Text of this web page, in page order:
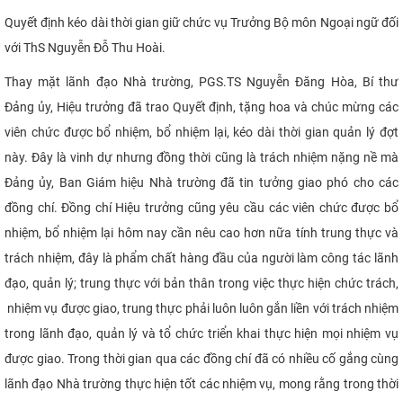
Quyết định kéo dài thời gian giữ chức vụ Trưởng Bộ môn Ngoại ngữ đối
với ThS Nguyễn Đỗ Thu Hoài.
Thay mặt lãnh đạo Nhà trường, PGS.TS Nguyễn Đăng Hòa, Bí thư
Đảng ủy, Hiệu trưởng đã trao Quyết định, tặng hoa và chúc mừng các
viên chức được bổ nhiệm, bổ nhiệm lại, kéo dài thời gian quản lý đợt
này. Đây là vinh dự nhưng đồng thời cũng là trách nhiệm nặng nề mà
Đảng ủy, Ban Giám hiệu Nhà trường đã tin tưởng giao phó cho các
đồng chí. Đồng chí Hiệu trưởng cũng yêu cầu các viên chức được bổ
nhiệm, bổ nhiệm lại hôm nay cần nêu cao hơn nữa tính trung thực và
trách nhiệm, đây là phẩm chất hàng đầu của người làm công tác lãnh
đạo, quản lý; trung thực với bản thân trong việc thực hiện chức trách,
nhiệm vụ được giao,trung thực phải luôn luôn gắn liền với trách nhiệm
trong lãnh đạo, quản lý và tổ chức triển khai thực hiện mọi nhiệm vụ
được giao. Trong thời gian qua các đồng chí đã có nhiều cố gắng cùng
lãnh đạo Nhà trường thực hiện tốt các nhiệm vụ, mong rằng trong thời